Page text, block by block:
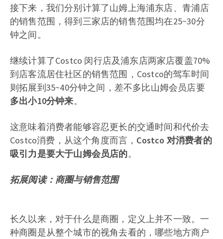
接下来，我们分别计算了山姆上海浦东店、青浦店
的销售范围，得到三家店的销售范围均在25~30分
钟之间。
继续计算了Costco 闵行店及浦东店两家店覆盖70%
到店客流居住社区的销售范围，Costco的驾车时间
则拓展到35~40分钟之间，差不多比山姆会员店要
多出小10分钟来。
这意味着消费者能够容忍更长的交通时间和代价去
Costco消费，从这个角度而言， Costco 对消费者的
吸引力是要大于山姆会员店的。
拓展阅读：商圈与销售范围
长久以来，对于什么是商圈，定义上并不一致。一
种商圈是从整个城市的视角去看的，哪些地方商户